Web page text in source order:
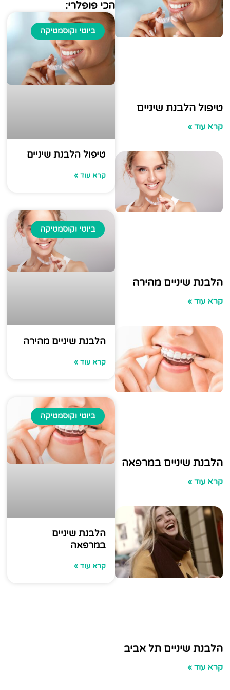
שיניים
»
מהירה
»
שיניים במרפאה
»
תל אביב
»
הכי פופלרי:
ביוטי וקוסמטיקה
טיפול הלבנת שיניים
קרא עוד »
ביוטי וקוסמטיקה
הלבנת שיניים מהירה
קרא עוד »
ביוטי וקוסמטיקה
הלבנת שיניים
במרפאה
קרא עוד »